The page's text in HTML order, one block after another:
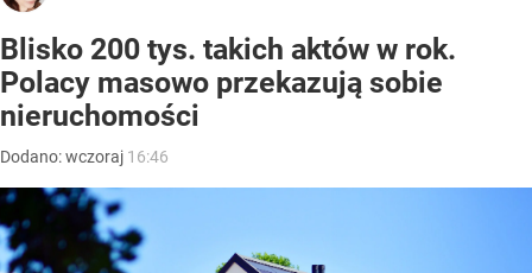
Blisko 200 tys. takich aktów w rok.
Polacy masowo przekazują sobie
nieruchomości
Dodano:wczoraj 16:46